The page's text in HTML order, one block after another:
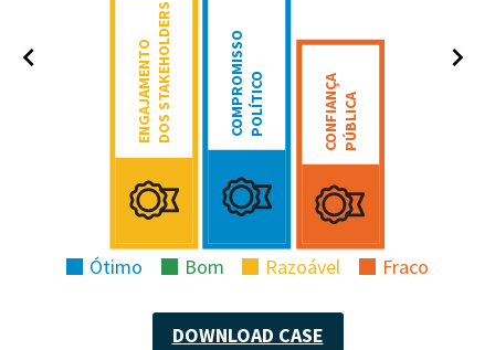
ENGAJAMENTODOS STAKEHOLDERS COMPROMISSOPOLÍTICO CONFIANÇAPÚBLICA
Ótimo Bom Razoável Fraco
DOWNLOAD CASE